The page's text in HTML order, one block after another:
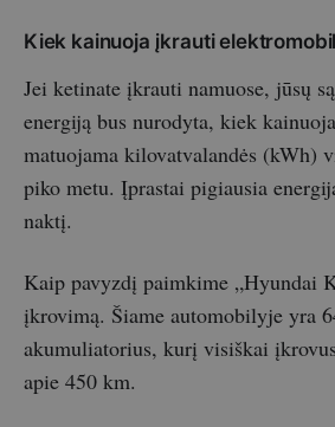
Kiek kainuoja įkrauti
Jei ketinate įkrauti namuose, jūsų
energiją bus nurodyta, kiek
matuojama kilovatvalandės (kWh)
piko metu. Įprastai pigiausia
naktį.
Kaip pavyzdį paimkime „Hyundai
įkrovimą. Šiame automobilyje yra
akumuliatorius, kurį visiškai
apie 450 km.